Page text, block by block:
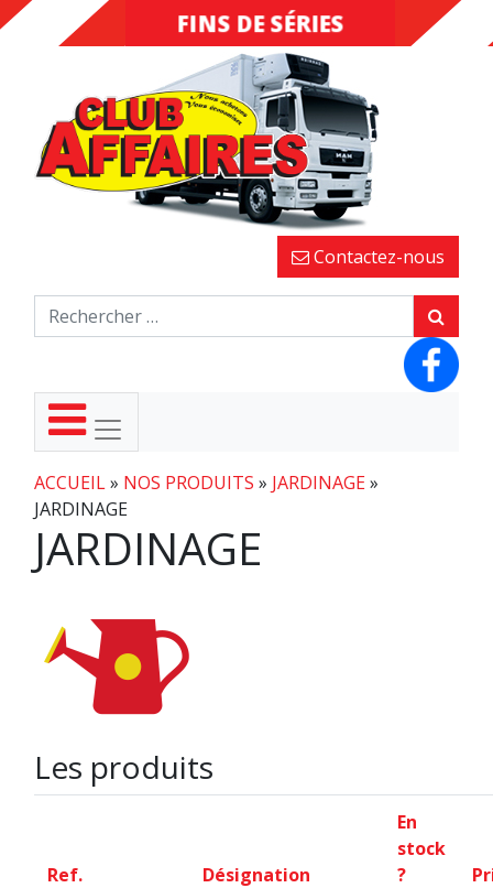
Contactez-nous
ACCUEIL» NOS PRODUITS » JARDINAGE»
JARDINAGE
JARDINAGE
Les produits
Ref. Désignation
En
stock
?